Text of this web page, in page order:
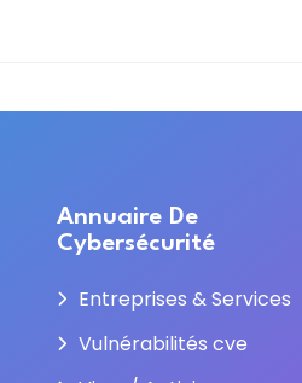
Annuaire De
Cybersécurité
Entreprises & Services
Vulnérabilités cve